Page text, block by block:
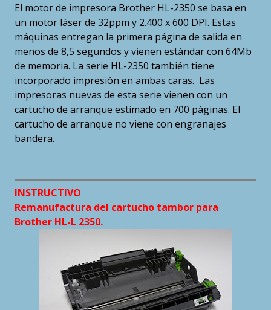
El motor de impresora Brother HL-2350 se basa en
un motor láser de 32ppm y 2.400 x 600 DPI. Estas
máquinas entregan la primera página de salida en
menos de 8,5 segundos y vienen estándar con 64Mb
de memoria. La serie HL-2350 también tiene
incorporado impresión en ambas caras. Las
impresoras nuevas de esta serie vienen con un
cartucho de arranque estimado en 700 páginas. El
cartucho de arranque no viene con engranajes
bandera.
INSTRUCTIVO
Remanufactura del cartucho tambor para
Brother HL-L 2350.